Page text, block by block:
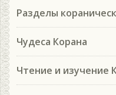
Разделы
Чудеса Корана
Чтение и изучение